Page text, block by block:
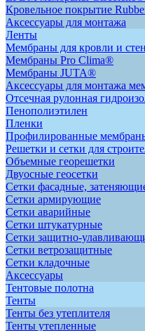
Кровельное покрытие
Аксессуары для монтажа
Ленты
Мембраны для кровли и стен
Мембраны Pro Clima®
Мембраны JUTA®
Аксессуары для монтажа
Отсечная рулонная
Пенополиэтилен
Пленки
Профилированные
Решетки и сетки для
Объемные георешетки
Двуосные геосетки
Сетки фасадные,
Сетки армирующие
Сетки аварийные
Сетки штукатурные
Сетки защитно-
Сетки ветрозащитные
Сетки кладочные
Аксессуары
Тентовые полотна
Тенты
Тенты без утеплителя
Тенты утепленные